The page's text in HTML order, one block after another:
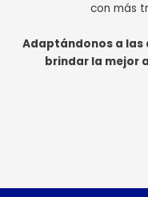
con más
Adaptándonos a
brindar la mejor